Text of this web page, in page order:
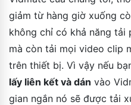
giảm từ hàng giờ xuống
không chỉ có khả năng tải
mà còn tải mọi video clip
trên thiết bị. Vì vậy nếu
lấy liên kết và dán vào
gian ngắn nó sẽ được tải